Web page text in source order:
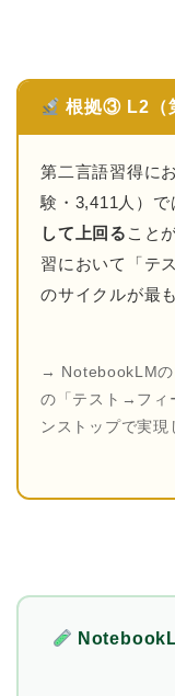
根拠③ L2（
第二言語習得に
験・3,411人）で
して上回る こと
習において「テ
のサイクルが最
→ NotebookLMの
の「テスト→フィ
ンストップで実現